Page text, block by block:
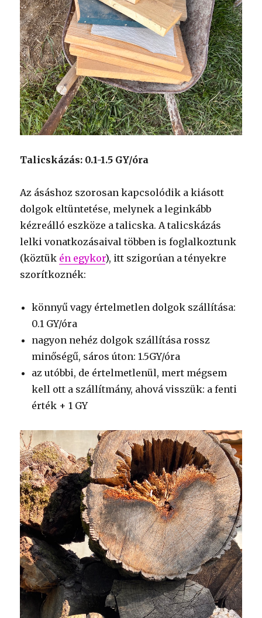
Talicskázás: 0.1-1.5 GY/óra
Az ásáshoz szorosan kapcsolódik a kiásott
dolgok eltüntetése, melynek a leginkább
kézreálló eszköze a talicska. A talicskázás
lelki vonatkozásaival többen is foglalkoztunk
(köztük én egykor), itt szigorúan a tényekre
szorítkoznék:
könnyű vagy értelmetlen dolgok szállítása:
0.1 GY/óra
nagyon nehéz dolgok szállítása rossz
minőségű, sáros úton: 1.5GY/óra
az utóbbi, de értelmetlenül, mert mégsem
kell ott a szállítmány, ahová visszük: a fenti
érték + 1 GY